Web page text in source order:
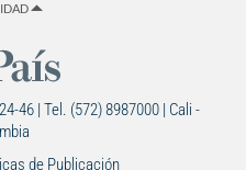
46 | Tel. (572) 8987000 | Cali -
de Publicación